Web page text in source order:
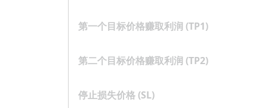
第一个目标价格赚取利润 (TP1)
第二个目标价格赚取利润 (TP2)
停止损失价格 (SL)